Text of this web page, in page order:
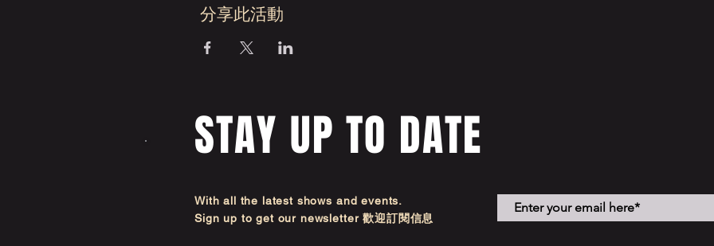
分享此活動
STAY UP TO DATE
With all the latest shows and events.
Sign up to get our newsletter 歡迎訂閱信息